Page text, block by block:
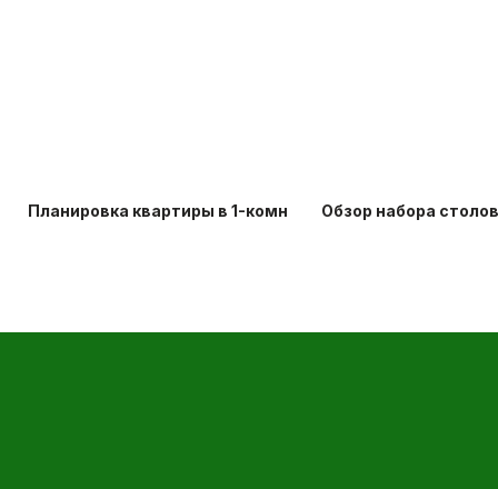
Планировка квартиры в 1-комнатной хрущевке: идеи
Обзор набора